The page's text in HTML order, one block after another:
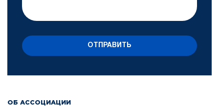
ОБ АССОЦИАЦИИ
ОТПРАВИТЬ